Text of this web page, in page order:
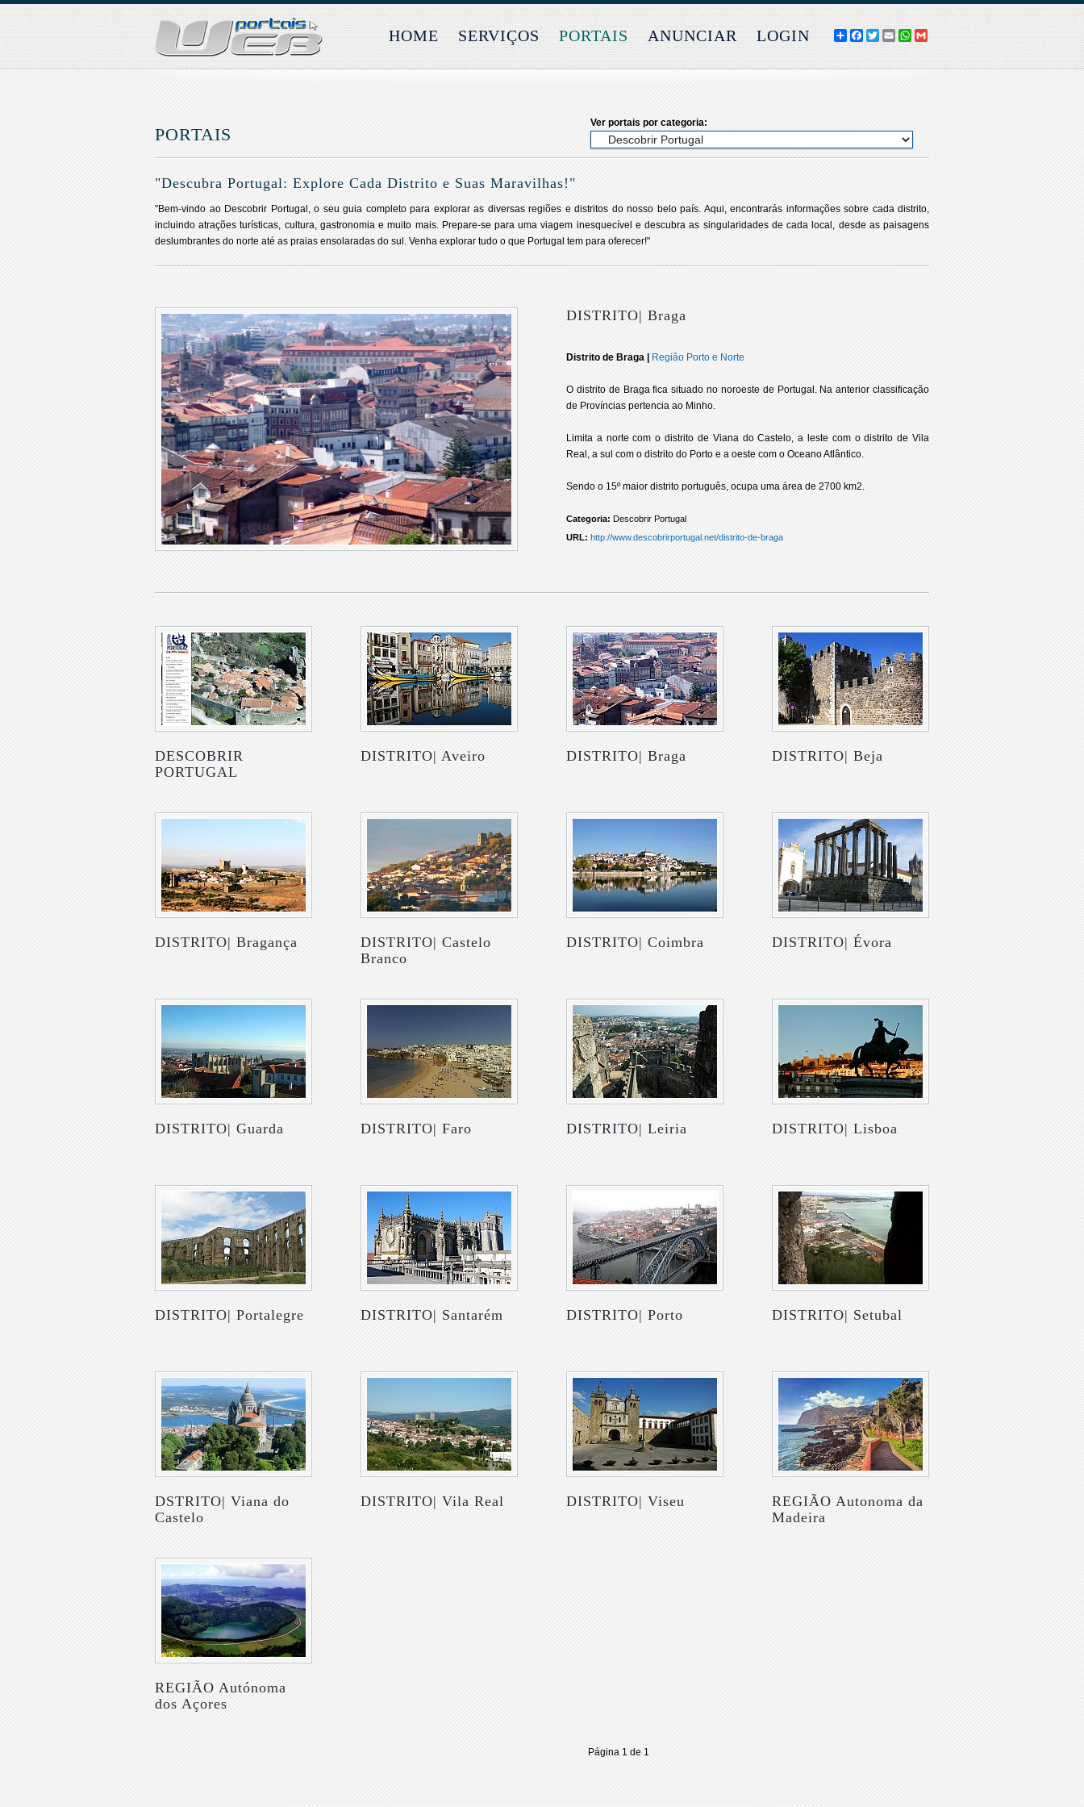
HOME SERVIÇOS PORTAIS ANUNCIAR LOGIN COMPARTILHE
FACEBOOK
TWITTER
EMAIL
WHATSAPP
GMAIL
PORTAIS
Ver portais por categoria:
"Descubra Portugal: Explore Cada Distrito e Suas Maravilhas!"
"Bem-vindo ao Descobrir Portugal, o seu guia completo para explorar as diversas regiões e distritos do nosso belo país. Aqui, encontrarás informações sobre cada distrito,
incluindo atrações turísticas, cultura, gastronomia e muito mais. Prepare-se para uma viagem inesquecível e descubra as singularidades de cada local, desde as paisagens
deslumbrantes do norte até as praias ensolaradas do sul. Venha explorar tudo o que Portugal tem para oferecer!"
DISTRITO| Braga
Distrito de Braga | Região Porto e Norte
O distrito de Braga fica situado no noroeste de Portugal. Na anterior classificação
de Províncias pertencia ao Minho.
Limita a norte com o distrito de Viana do Castelo, a leste com o distrito de Vila
Real, a sul com o distrito do Porto e a oeste com o Oceano Atlântico.
Sendo o 15º maior distrito português, ocupa uma área de 2700 km2.
Categoria: Descobrir Portugal
URL: http://www.descobrirportugal.net/distrito-de-braga
DESCOBRIR
PORTUGAL
DISTRITO| Aveiro DISTRITO| Braga DISTRITO| Beja
DISTRITO| Bragança
DISTRITO| Castelo
Branco
DISTRITO| Coimbra DISTRITO| Évora
DISTRITO| Guarda DISTRITO| Faro DISTRITO| Leiria DISTRITO| Lisboa
DISTRITO| Portalegre DISTRITO| Santarém DISTRITO| Porto DISTRITO| Setubal
DSTRITO| Viana do
Castelo
DISTRITO| Vila Real DISTRITO| Viseu
REGIÃO Autonoma da
Madeira
REGIÃO Autónoma
dos Açores
Página 1 de 1